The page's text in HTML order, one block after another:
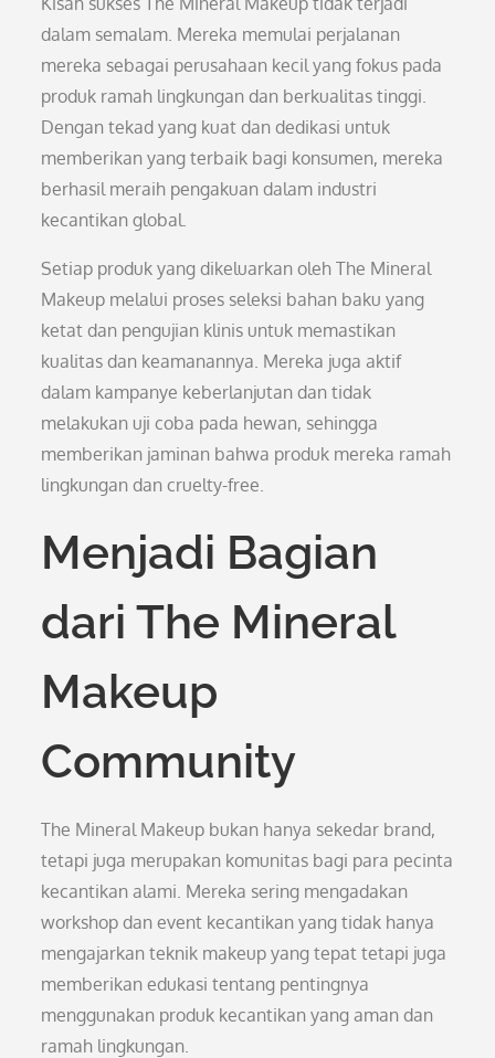
dalam semalam. Mereka memulai perjalanan
mereka sebagai perusahaan kecil yang fokus pada
produk ramah lingkungan dan berkualitas tinggi.
Dengan tekad yang kuat dan dedikasi untuk
memberikan yang terbaik bagi konsumen, mereka
berhasil meraih pengakuan dalam industri
kecantikan global.
Setiap produk yang dikeluarkan oleh The Mineral
Makeup melalui proses seleksi bahan baku yang
ketat dan pengujian klinis untuk memastikan
kualitas dan keamanannya. Mereka juga aktif
dalam kampanye keberlanjutan dan tidak
melakukan uji coba pada hewan, sehingga
memberikan jaminan bahwa produk mereka ramah
lingkungan dan cruelty-free.
Menjadi Bagian
dari The Mineral
Makeup
Community
The Mineral Makeup bukan hanya sekedar brand,
tetapi juga merupakan komunitas bagi para pecinta
kecantikan alami. Mereka sering mengadakan
workshop dan event kecantikan yang tidak hanya
mengajarkan teknik makeup yang tepat tetapi juga
memberikan edukasi tentang pentingnya
menggunakan produk kecantikan yang aman dan
ramah lingkungan.